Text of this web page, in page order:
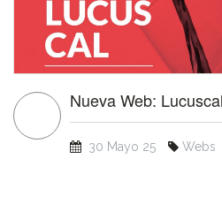
Nueva Web:
30 Mayo 25 Webs